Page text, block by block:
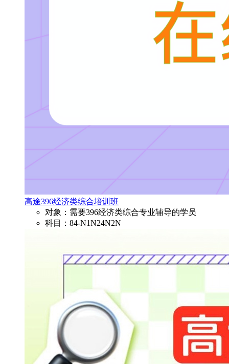
高途396经济类综合培训班
对象：需要396经济类综合专业辅导的学员
科目：84-N1N24N2N